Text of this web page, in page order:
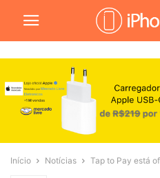
Início Notícias Tap to Pay está